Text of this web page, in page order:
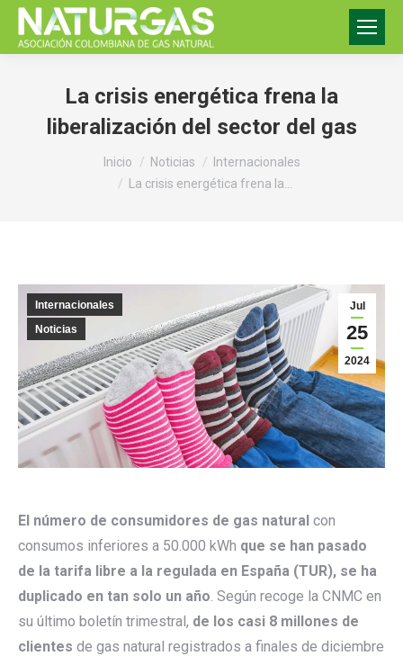
La crisis energética frena la
liberalización del sector del gas
Inicio Noticias
Internacionales
La crisis energética frena la…
Jul
25
2024
Internacionales
Noticias
El número de consumidores de gas natural con
consumos inferiores a 50.000 kWh que se han pasado
de la tarifa libre a la regulada en España (TUR), se ha
duplicado en tan solo un año. Según recoge la CNMC en
su último boletín trimestral, de los casi 8 millones de
clientes de gas natural registrados a finales de diciembre